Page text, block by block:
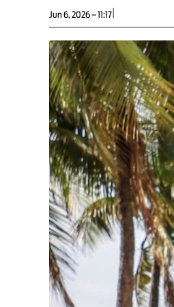
Jun 6, 2026 – 11:17|